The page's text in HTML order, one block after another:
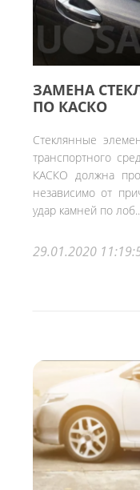
ЗАМЕНА
ПО КАСКО
Стеклянные
транспортного
КАСКО должна
независимо от
удар камней по лоб..
29.01.2020